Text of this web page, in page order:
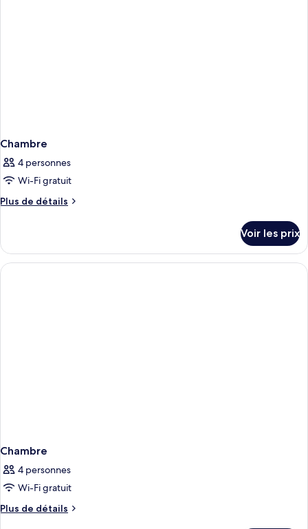
Chambre
4 personnes
Wi-Fi gratuit
Plus de détails
Plus
le
type
de
Voir les prix
Chambre
4 personnes
Wi-Fi gratuit
Plus de détails
Plus